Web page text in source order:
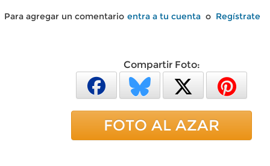
Para agregar un comentario entra a tu cuenta o Regístrate
Compartir Foto:
FOTO AL AZAR